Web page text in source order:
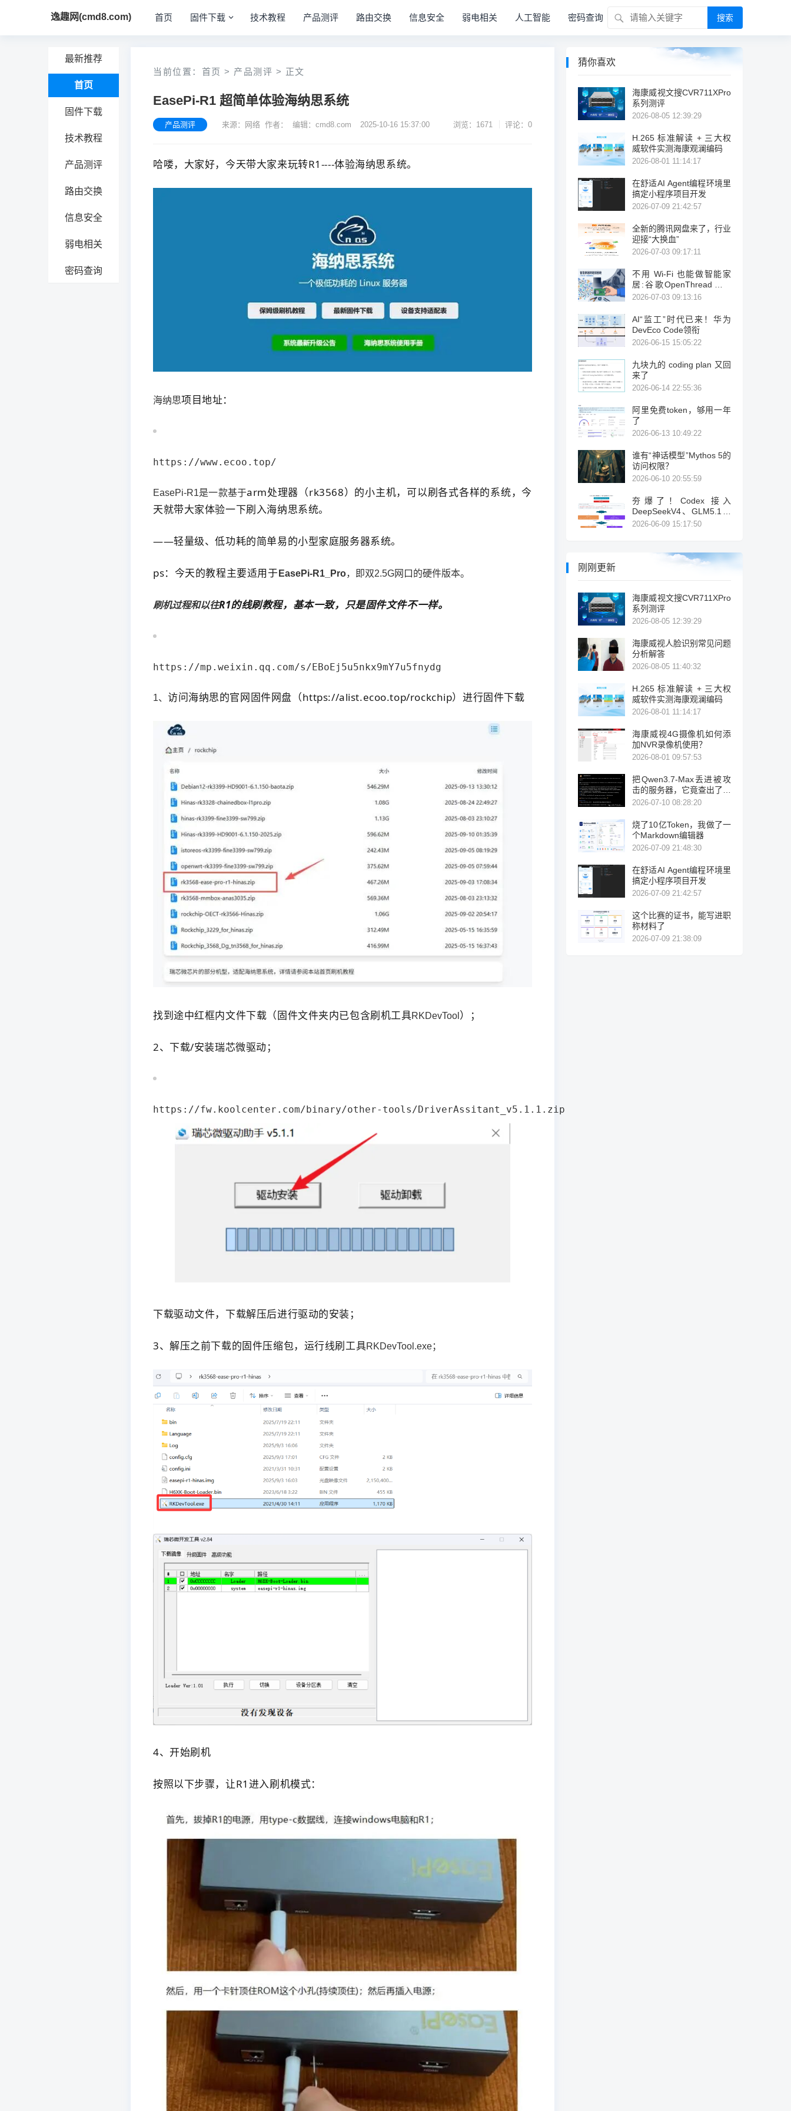
逸趣网(cmd8.com) 首页 固件下载 技术教程 产品测评 路由交换 信息安全 弱电相关 人工智能 密码查询 搜索
最新推荐
首页
固件下载
技术教程
产品测评
路由交换
信息安全
弱电相关
密码查询
当前位置： 首页 > 产品测评 > 正文
EasePi-R1 超简单体验海纳思系统
产品测评 来源：网络 作者： 编辑：cmd8.com 2025-10-16 15:37:00 浏览：1671 评论：0
哈喽，大家好，今天带大家来玩转R1----体验海纳思系统。
海纳思项目地址：
https://www.ecoo.top/
EasePi-R1是一款基于arm处理器（rk3568）的小主机，可以刷各式各样的系统，今
天就带大家体验一下刷入海纳思系统。
——轻量级、低功耗的简单易的小型家庭服务器系统。
ps：今天的教程主要适用于 EasePi-R1_Pro，即双2.5G网口的硬件版本。
刷机过程和以往R1的线刷教程，基本一致，只是固件文件不一样。
https://mp.weixin.qq.com/s/EBoEj5u5nkx9mY7u5fnydg
1、 访问海纳思的官网固件网盘（https://alist.ecoo.top/rockchip）进行固件下载
找到途中红框内文件下载（固件文件夹内已包含刷机工具RKDevTool ）；
2、下载/安装瑞芯微驱动；
https://fw.koolcenter.com/binary/other-tools/DriverAssitant_v5.1.1.zip
下载驱动文件， 下载解压后进行驱动的安装；
3、解压之前下载的固件压缩包，运行线刷工具RKDevTool.exe；
4、开始刷机
按照以下步骤，让R1进入刷机模式：
猜你喜欢
海康威视文搜CVR711XPro
系列测评
2026-08-05 12:39:29
H.265 标准解读 + 三大权
威软件实测海康观澜编码
2026-08-01 11:14:17
在舒适AI Agent编程环境里
搞定小程序项目开发
2026-07-09 21:42:57
全新的腾讯网盘来了，行业
迎接“大换血”
2026-07-03 09:17:11
不用 Wi-Fi 也能做智能家
居:谷歌OpenThread，让
ESP32-C6 直接组 Thread
2026-07-03 09:13:16
AI“监工”时代已来！华为
DevEco Code领衔
2026-06-15 15:05:22
九块九的 coding plan 又回
来了
2026-06-14 22:55:36
阿里免费token，够用一年
了
2026-06-13 10:49:22
谁有“神话模型”Mythos 5的
访问权限？
2026-06-10 20:55:59
夯爆了！Codex 接入
DeepSeekV4、GLM5.1、
K2.6
2026-06-09 15:17:50
刚刚更新
海康威视文搜CVR711XPro
系列测评
2026-08-05 12:39:29
海康威视人脸识别常见问题
分析解答
2026-08-05 11:40:32
H.265 标准解读 + 三大权
威软件实测海康观澜编码
2026-08-01 11:14:17
海康威视4G摄像机如何添
加NVR录像机使用？
2026-08-01 09:57:53
把Qwen3.7-Max丢进被攻
击的服务器，它竟查出了暴
力破解！
2026-07-10 08:28:20
烧了10亿Token，我做了一
个Markdown编辑器
2026-07-09 21:48:30
在舒适AI Agent编程环境里
搞定小程序项目开发
2026-07-09 21:42:57
这个比赛的证书，能写进职
称材料了
2026-07-09 21:38:09